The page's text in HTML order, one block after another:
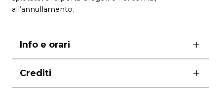
all’annullamento.
Info e orari
ore 19.00
domenica ore 17.00
durata 1 ora e 25′
Crediti